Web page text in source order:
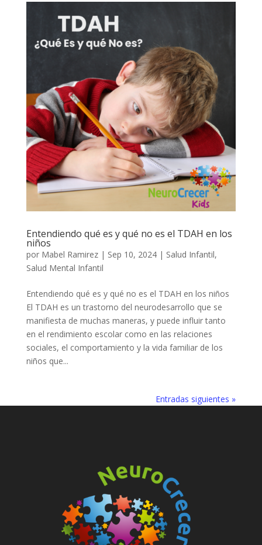
Entendiendo qué es y qué no es el TDAH en los
niños
por Mabel Ramirez| Sep 10, 2024| Salud Infantil,
Salud Mental Infantil
Entendiendo qué es y qué no es el TDAH en los niños
El TDAH es un trastorno del neurodesarrollo que se
manifiesta de muchas maneras, y puede influir tanto
en el rendimiento escolar como en las relaciones
sociales, el comportamiento y la vida familiar de los
niños que...
Entradas siguientes »